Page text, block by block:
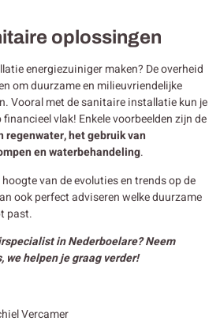
oplossingen
energiezuiniger maken? De overheid
om duurzame en milieuvriendelijke
Vooral met de sanitaire installatie kun je
vlak! Enkele voorbeelden zijn de
regenwater, het gebruik van
en waterbehandeling.
van de evoluties en trends op de
ook perfect adviseren welke duurzame
past.
in Nederboelare? Neem
we helpen je graag verder!
Vercamer